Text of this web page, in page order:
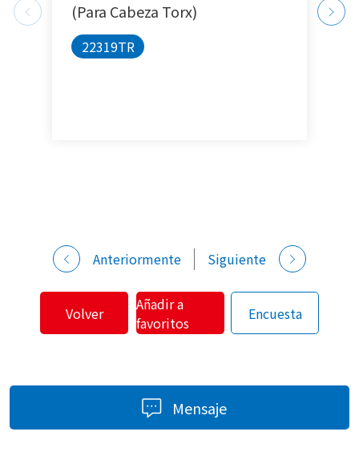
(Para Cabeza Torx)
22319TR
Anteriormente Siguiente
Volver
Añadir a
favoritos
Encuesta
Mensaje